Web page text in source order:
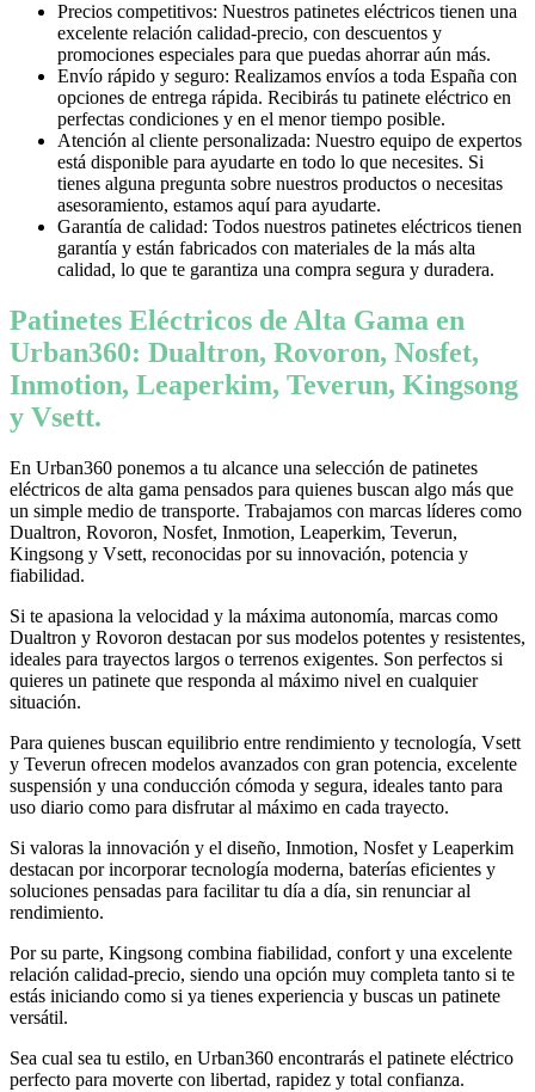
Precios competitivos: Nuestros patinetes eléctricos tienen una
excelente relación calidad-precio, con descuentos y
promociones especiales para que puedas ahorrar aún más.
Envío rápido y seguro: Realizamos envíos a toda España con
opciones de entrega rápida. Recibirás tu patinete eléctrico en
perfectas condiciones y en el menor tiempo posible.
Atención al cliente personalizada: Nuestro equipo de expertos
está disponible para ayudarte en todo lo que necesites. Si
tienes alguna pregunta sobre nuestros productos o necesitas
asesoramiento, estamos aquí para ayudarte.
Garantía de calidad: Todos nuestros patinetes eléctricos tienen
garantía y están fabricados con materiales de la más alta
calidad, lo que te garantiza una compra segura y duradera.
Patinetes Eléctricos de Alta Gama en
Urban360: Dualtron, Rovoron, Nosfet,
Inmotion, Leaperkim, Teverun, Kingsong
y Vsett.
En Urban360 ponemos a tu alcance una selección de patinetes
eléctricos de alta gama pensados para quienes buscan algo más que
un simple medio de transporte. Trabajamos con marcas líderes como
Dualtron, Rovoron, Nosfet, Inmotion, Leaperkim, Teverun,
Kingsong y Vsett, reconocidas por su innovación, potencia y
fiabilidad.
Si te apasiona la velocidad y la máxima autonomía, marcas como
Dualtron y Rovoron destacan por sus modelos potentes y resistentes,
ideales para trayectos largos o terrenos exigentes. Son perfectos si
quieres un patinete que responda al máximo nivel en cualquier
situación.
Para quienes buscan equilibrio entre rendimiento y tecnología, Vsett
y Teverun ofrecen modelos avanzados con gran potencia, excelente
suspensión y una conducción cómoda y segura, ideales tanto para
uso diario como para disfrutar al máximo en cada trayecto.
Si valoras la innovación y el diseño, Inmotion, Nosfet y Leaperkim
destacan por incorporar tecnología moderna, baterías eficientes y
soluciones pensadas para facilitar tu día a día, sin renunciar al
rendimiento.
Por su parte, Kingsong combina fiabilidad, confort y una excelente
relación calidad-precio, siendo una opción muy completa tanto si te
estás iniciando como si ya tienes experiencia y buscas un patinete
versátil.
Sea cual sea tu estilo, en Urban360 encontrarás el patinete eléctrico
perfecto para moverte con libertad, rapidez y total confianza.